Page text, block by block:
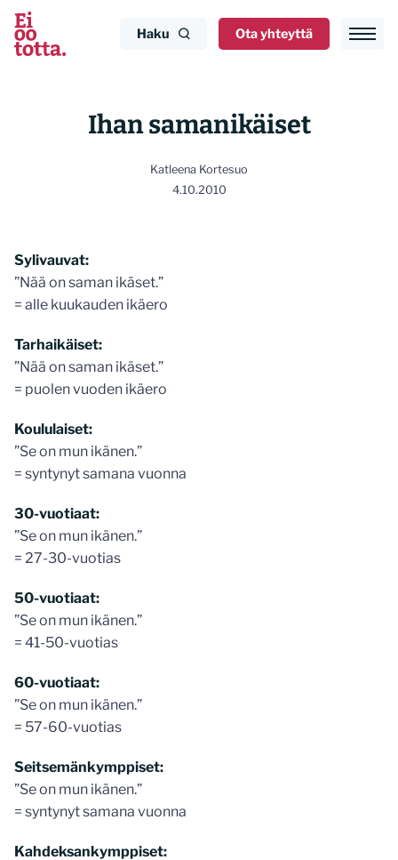
Siirry
sisältöön
Haku Ota yhteyttä
Ihan samanikäiset
Katleena Kortesuo
4.10.2010
Sylivauvat:
”Nää on saman ikäset.”
= alle kuukauden ikäero
Tarhaikäiset:
”Nää on saman ikäset.”
= puolen vuoden ikäero
Koululaiset:
”Se on mun ikänen.”
= syntynyt samana vuonna
30-vuotiaat:
”Se on mun ikänen.”
= 27-30-vuotias
50-vuotiaat:
”Se on mun ikänen.”
= 41-50-vuotias
60-vuotiaat:
”Se on mun ikänen.”
= 57-60-vuotias
Seitsemänkymppiset:
”Se on mun ikänen.”
= syntynyt samana vuonna
Kahdeksankymppiset: